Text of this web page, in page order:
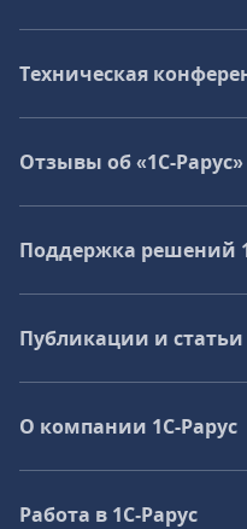
Техническая
Отзывы об «1С-Рарус»
Поддержка решений
Публикации и статьи
О компании 1C-Рарус
Работа в 1С‑Рарус